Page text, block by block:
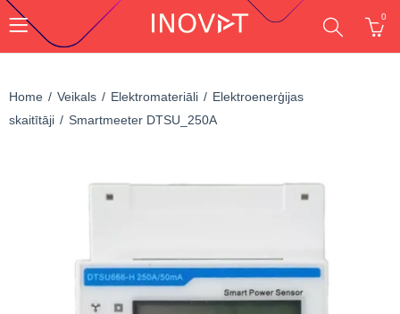
0
Home Veikals Elektromateriāli
Elektroenerģijas
skaitītāji
Smartmeeter DTSU_250A